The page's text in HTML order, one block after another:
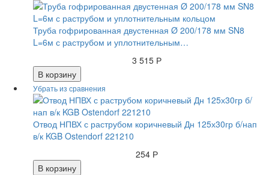
Труба гофрированная двустенная Ø 200/178 мм SN8
L=6м с раструбом и уплотнительным…
3 515 Р
В корзину
Отвод НПВХ с раструбом коричневый Дн 125х30гр б/нап
в/к KGB Ostendorf 221210
254 Р
В корзину